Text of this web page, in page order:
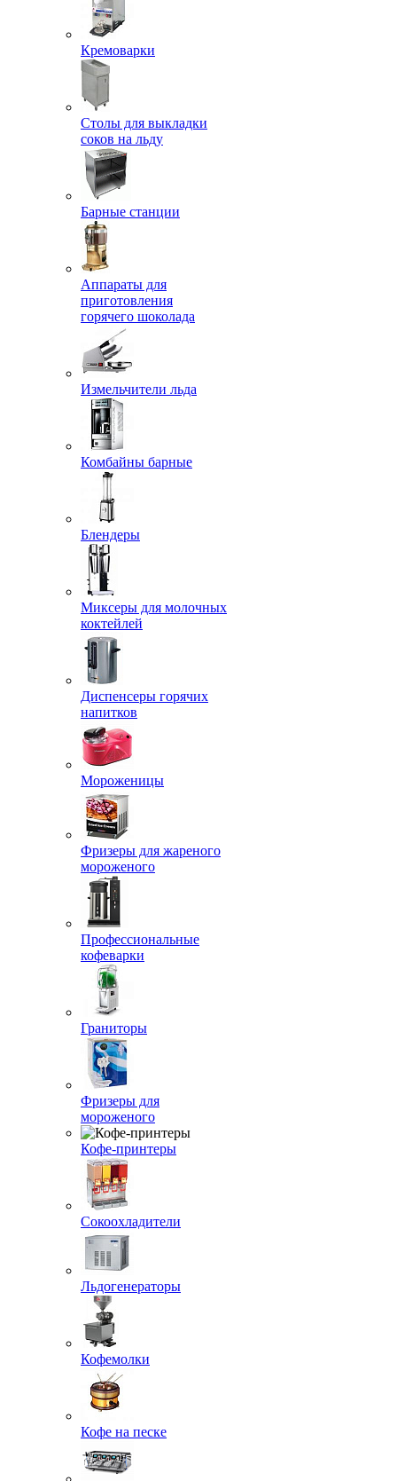
Кремоварки
Столы для выкладки
соков на льду
Барные станции
Аппараты для
приготовления
горячего шоколада
Измельчители льда
Комбайны барные
Блендеры
Миксеры для молочных
коктейлей
Диспенсеры горячих
напитков
Мороженицы
Фризеры для жареного
мороженого
Профессиональные
кофеварки
Граниторы
Фризеры для
мороженого
Кофе-принтеры
Сокоохладители
Льдогенераторы
Кофемолки
Кофе на песке